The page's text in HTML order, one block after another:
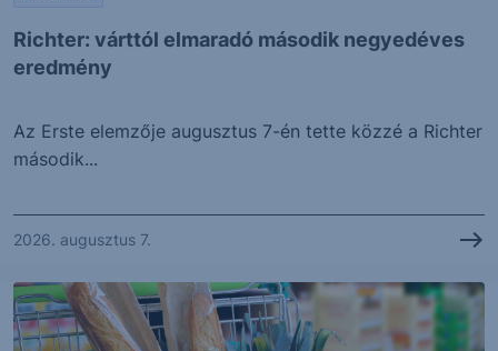
Richter: várttól elmaradó második negyedéves
eredmény
Az Erste elemzője augusztus 7-én tette közzé a Richter
második...
2026. augusztus 7.